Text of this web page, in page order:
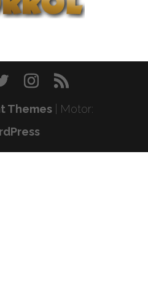
Themes| Motor: